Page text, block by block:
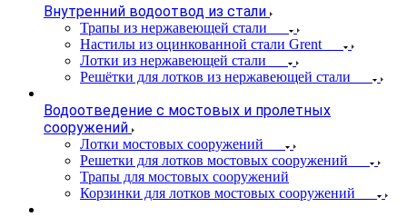
Внутренний водоотвод из стали
Трапы из нержавеющей стали
Настилы из оцинкованной стали Grent
Лотки из нержавеющей стали
Решётки для лотков из нержавеющей стали
Водоотведение с мостовых и пролетных
сооружений
Лотки мостовых сооружений
Решетки для лотков мостовых сооружений
Трапы для мостовых сооружений
Корзинки для лотков мостовых сооружений